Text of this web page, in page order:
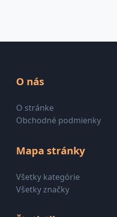
O nás
O stránke
Obchodné podmienky
Mapa stránky
Všetky kategórie
Všetky značky